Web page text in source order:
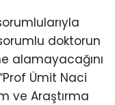
doktorun
alamayacağını
Ümit Naci
ve Araştırma